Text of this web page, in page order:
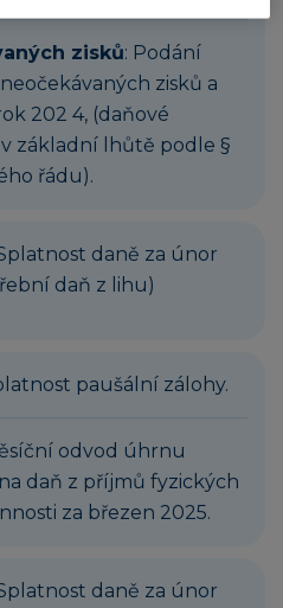
zisků: Podání
zisků a
202 4, (daňové
základní lhůtě podle §
řádu).
daně za únor
daň z lihu)
paušální zálohy.
odvod úhrnu
daň z příjmů fyzických
za březen 2025.
daně za únor